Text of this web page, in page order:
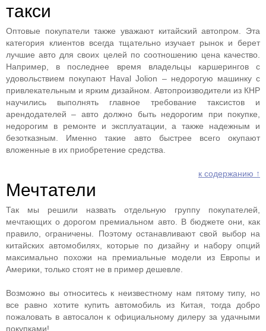
такси
Оптовые покупатели также уважают китайский автопром. Эта
категория клиентов всегда тщательно изучает рынок и берет
лучшие авто для своих целей по соотношению цена качество.
Например, в последнее время владельцы каршерингов с
удовольствием покупают Haval Jolion – недорогую машинку с
привлекательным и ярким дизайном. Автопроизводители из КНР
научились выполнять главное требование таксистов и
арендодателей – авто должно быть недорогим при покупке,
недорогим в ремонте и эксплуатации, а также надежным и
безотказным. Именно такие авто быстрее всего окупают
вложенные в их приобретение средства.
к содержанию ↑
Мечтатели
Так мы решили назвать отдельную группу покупателей,
мечтающих о дорогом премиальном авто. В бюджете они, как
правило, ограничены. Поэтому останавливают свой выбор на
китайских автомобилях, которые по дизайну и набору опций
максимально похожи на премиальные модели из Европы и
Америки, только стоят не в пример дешевле.
Возможно вы относитесь к неизвестному нам пятому типу, но
все равно хотите купить автомобиль из Китая, тогда добро
пожаловать в автосалон к официальному дилеру за удачными
покупками!